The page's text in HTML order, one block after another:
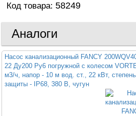
Код товара: 58249
Аналоги
Насос канализационный FANCY
22 Ду200 Ру6 погружной с колесом
м3/ч, напор - 10 м вод. ст., 22 кВт, степень
защиты - IP68, 380 В, чугун